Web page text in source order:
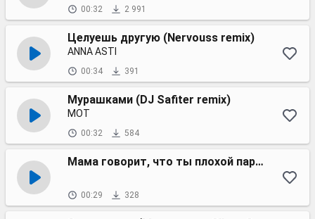
00:32 2 991
Целуешь другую (Nervouss remix)
ANNA ASTI
00:34 391
Мурашками (DJ Safiter remix)
МОТ
00:32 584
Мама говорит, что ты плохой парень
00:29 328